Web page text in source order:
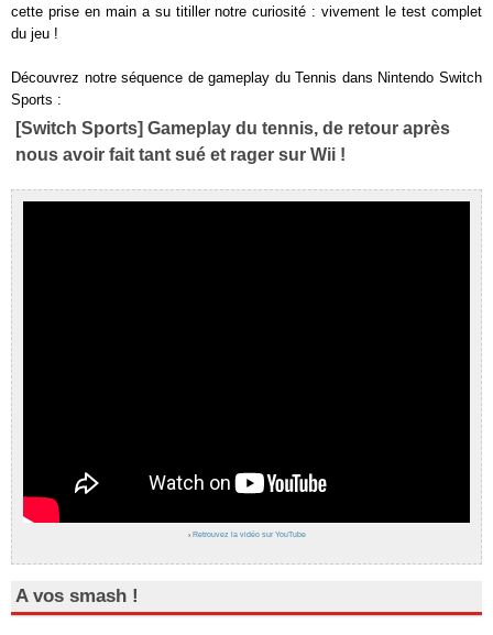
cette prise en main a su titiller notre curiosité : vivement le test complet
du jeu !
Découvrez notre séquence de gameplay du Tennis dans Nintendo Switch
Sports :
[Switch Sports] Gameplay du tennis, de retour après
nous avoir fait tant sué et rager sur Wii !
› Retrouvez la vidéo sur YouTube
A vos smash !